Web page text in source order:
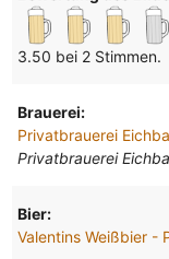
3.50 bei 2 Stimmen.
Brauerei:
Privatbrauerei
Privatbrauerei
Bier:
Valentins Weißbier -